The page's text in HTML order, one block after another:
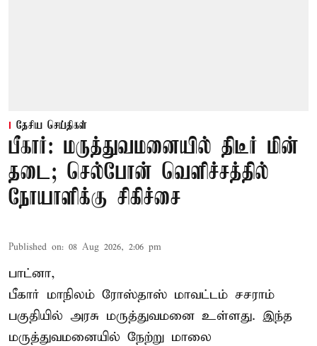
தேசிய செய்திகள்
பீகார்: மருத்துவமனையில் திடீர் மின்
தடை; செல்போன் வெளிச்சத்தில்
நோயாளிக்கு சிகிச்சை
Published on: 08 Aug 2026, 2:06 pm
பாட்னா,
பீகார் மாநிலம் ரோஸ்தாஸ் மாவட்டம் சசராம்
பகுதியில் அரசு மருத்துவமனை உள்ளது. இந்த
மருத்துவமனையில் நேற்று மாலை